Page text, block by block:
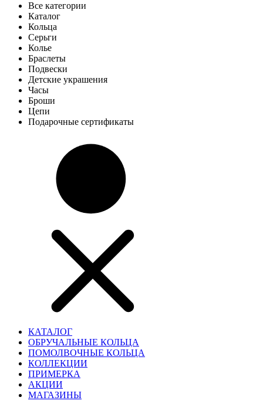
Все категории
Каталог
Кольца
Серьги
Колье
Браслеты
Подвески
Детские украшения
Часы
Броши
Цепи
Подарочные сертификаты
КАТАЛОГ
ОБРУЧАЛЬНЫЕ КОЛЬЦА
ПОМОЛВОЧНЫЕ КОЛЬЦА
КОЛЛЕКЦИИ
ПРИМЕРКА
АКЦИИ
МАГАЗИНЫ